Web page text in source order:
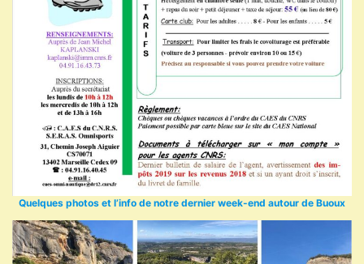
Quelques photos et l’info de notre dernier week-end autour de Buoux